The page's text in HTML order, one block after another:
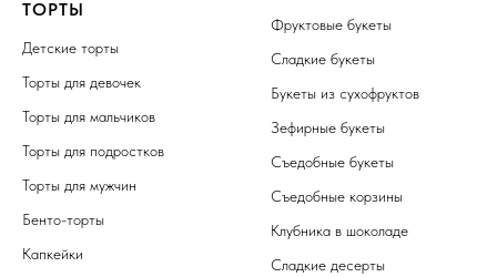
ТОРТЫ
Детские торты
Торты для девочек
Торты для мальчиков
Торты для подростков
Торты для мужчин
Бенто-торты
Капкейки
Фруктовые букеты
Сладкие букеты
Букеты из сухофруктов
Зефирные букеты
Съедобные букеты
Съедобные корзины
Клубника в шоколаде
Сладкие десерты